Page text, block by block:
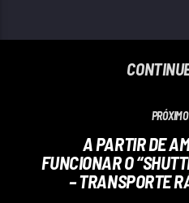
A PARTIR DE
FUNCIONAR O
– TRANSPORTE